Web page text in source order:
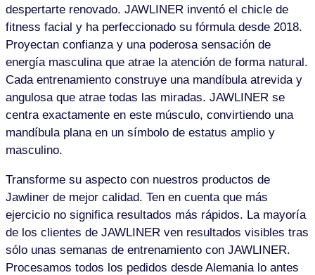
despertarte renovado. JAWLINER inventó el chicle de
fitness facial y ha perfeccionado su fórmula desde 2018.
Proyectan confianza y una poderosa sensación de
energía masculina que atrae la atención de forma natural.
Cada entrenamiento construye una mandíbula atrevida y
angulosa que atrae todas las miradas. JAWLINER se
centra exactamente en este músculo, convirtiendo una
mandíbula plana en un símbolo de estatus amplio y
masculino.
Transforme su aspecto con nuestros productos de
Jawliner de mejor calidad. Ten en cuenta que más
ejercicio no significa resultados más rápidos. La mayoría
de los clientes de JAWLINER ven resultados visibles tras
sólo unas semanas de entrenamiento con JAWLINER.
Procesamos todos los pedidos desde Alemania lo antes